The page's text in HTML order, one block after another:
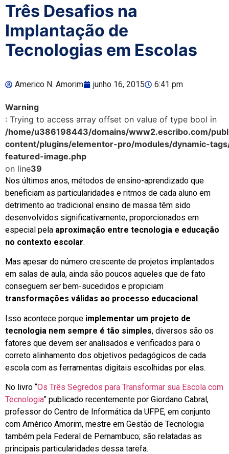
Três Desafios na
Implantação de
Tecnologias em Escolas
Americo N. Amorim junho 16, 2015 6:41 pm
Warning
: Trying to access array offset on value of type bool in
/home/u386198443/domains/www2.escribo.com/
content/plugins/elementor-pro/modules/dynamic-
featured-image.php
on line39
Nos últimos anos, métodos de ensino-aprendizado que
beneficiam as particularidades e ritmos de cada aluno em
detrimento ao tradicional ensino de massa têm sido
desenvolvidos significativamente, proporcionados em
especial pela aproximação entre tecnologia e educação
no contexto escolar.
Mas apesar do número crescente de projetos implantados
em salas de aula, ainda são poucos aqueles que de fato
conseguem ser bem-sucedidos e propiciam
transformações válidas ao processo educacional .
Isso acontece porque implementar um projeto de
tecnologia nem sempre é tão simples, diversos são os
fatores que devem ser analisados e verificados para o
correto alinhamento dos objetivos pedagógicos de cada
escola com as ferramentas digitais escolhidas por elas.
No livro “Os Três Segredos para Transformar sua Escola com
Tecnologia” publicado recentemente por Giordano Cabral,
professor do Centro de Informática da UFPE, em conjunto
com Américo Amorim, mestre em Gestão de Tecnologia
também pela Federal de Pernambuco; são relatadas as
principais particularidades dessa tarefa.